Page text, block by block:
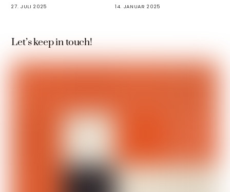
27. JULI 2025 14. JANUAR 2025
Let’s keep in touch!